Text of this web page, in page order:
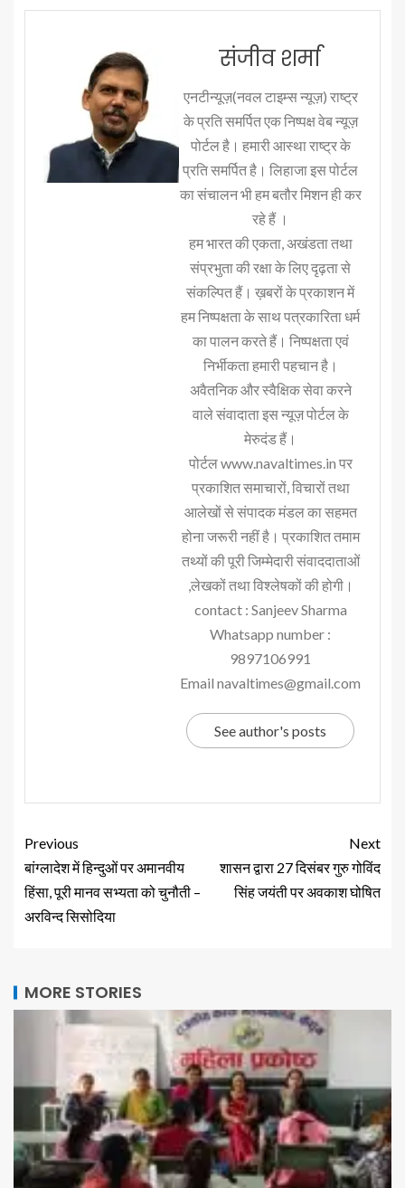
संजीव शर्मा
एनटीन्यूज़(नवल टाइम्स न्यूज़) राष्ट्र
के प्रति समर्पित एक निष्पक्ष वेब न्यूज़
पोर्टल है। हमारी आस्था राष्ट्र के
प्रति समर्पित है। लिहाजा इस पोर्टल
का संचालन भी हम बतौर मिशन ही कर
रहे हैं ।
हम भारत की एकता, अखंडता तथा
संप्रभुता की रक्षा के लिए दृढ़ता से
संकल्पित हैं। ख़बरों के प्रकाशन में
हम निष्पक्षता के साथ पत्रकारिता धर्म
का पालन करते हैं। निष्पक्षता एवं
निर्भीकता हमारी पहचान है।
अवैतनिक और स्वैक्षिक सेवा करने
वाले संवादाता इस न्यूज़ पोर्टल के
मेरुदंड हैं।
पोर्टल www.navaltimes.in पर
प्रकाशित समाचारों, विचारों तथा
आलेखों से संपादक मंडल का सहमत
होना जरूरी नहीं है। प्रकाशित तमाम
तथ्यों की पूरी जिम्मेदारी संवाददाताओं
,लेखकों तथा विश्लेषकों की होगी।
contact : Sanjeev Sharma
Whatsapp number :
9897106991
Email navaltimes@gmail.com
See author's posts
Previous
बांग्लादेश में हिन्दुओं पर अमानवीय
हिंसा, पूरी मानव सभ्यता को चुनौती –
अरविन्द सिसोदिया
Next
शासन द्वारा 27 दिसंबर गुरु गोविंद
सिंह जयंती पर अवकाश घोषित
MORE STORIES